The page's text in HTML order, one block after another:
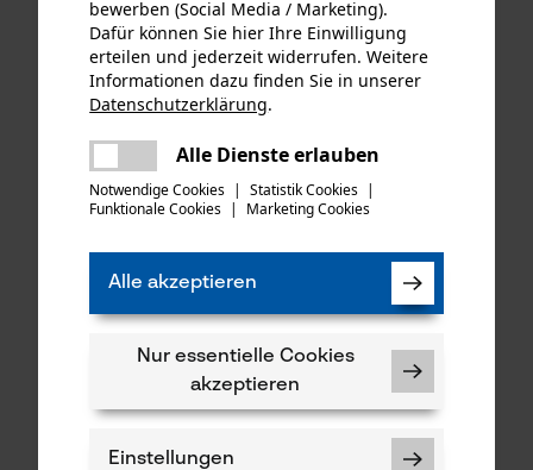
KOX Ersatz-Drehwirbel für
unsere Forstmaßbänder mit
KOX Tri-Star Satz mit
1.5 mm, 40 cm
bewerben (Social Media / Marketing).
Dafür können Sie hier Ihre Einwilligung
erteilen und jederzeit widerrufen. Weitere
Informationen dazu finden Sie in unserer
Datenschutzerklärung.
Alle Dienste erlauben
Notwendige Cookies | Statistik Cookies |
Funktionale Cookies | Marketing Cookies
Alle akzeptieren
Nur essentielle Cookies
akzeptieren
Einstellungen
Es ist ein Fehler aufgetreten. Bitte
versuchen Sie es erneut.
mail